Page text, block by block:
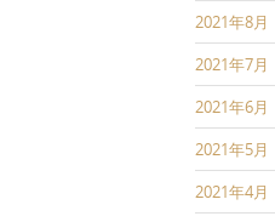
2021年8月
2021年7月
2021年6月
2021年5月
2021年4月